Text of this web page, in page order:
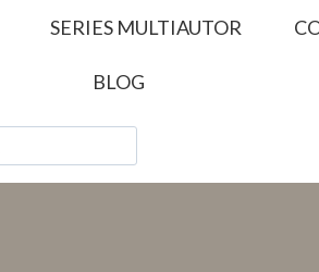
SERIES MULTIAUTOR
BLOG